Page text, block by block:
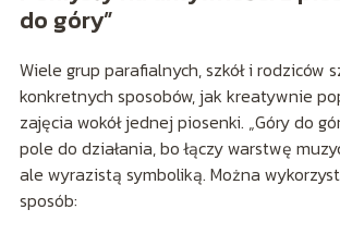
do góry”
Wiele grup parafialnych, szkół i rodziców
konkretnych sposobów, jak kreatywnie
zajęcia wokół jednej piosenki. „Góry do
pole do działania, bo łączy warstwę
ale wyrazistą symboliką. Można
sposób: